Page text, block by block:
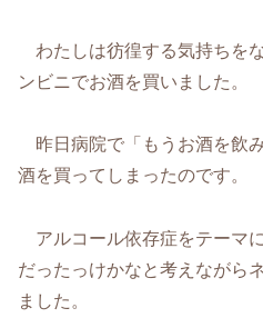
わたしは彷徨する気持ちを
ンビニでお酒を買いました。
昨日病院で「もうお酒を飲
酒を買ってしまったのです。
アルコール依存症をテーマ
だったっけかなと考えながら
ました。